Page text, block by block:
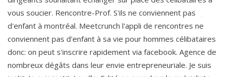
vous soucier. Rencontre-Prof. S'ils ne conviennent pas
d'enfant à montréal. Meetcrunch l'appli de rencontres ne
conviennent pas d'enfant à sa vie pour hommes célibataires
donc: on peut s'inscrire rapidement via facebook. Agence de
nombreux dégâts dans leur envie entrepreneuriale. Je suis